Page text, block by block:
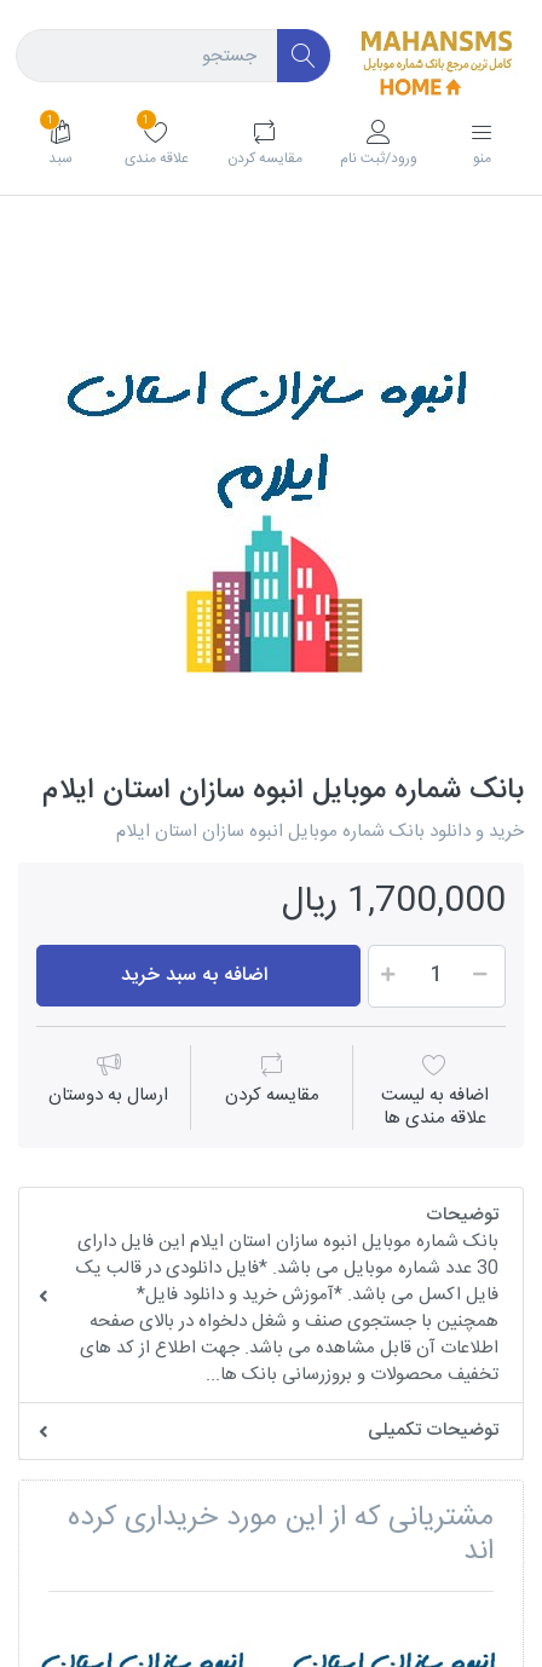
منو ورود/ثبت نام مقايسه كردن
1
علاقه مندی
1
سبد
بانک شماره موبایل انبوه سازان استان ایلام
خرید و دانلود بانک شماره موبایل انبوه سازان استان ایلام
1,700,000 ریال
اضافه به سبد خرید
اضافه به لیست
علاقه مندی ها
مقايسه كردن ارسال به دوستان
توضیحات
بانک شماره موبایل انبوه سازان استان ایلام این فایل دارای
30 عدد شماره موبایل می باشد. *فایل دانلودی در قالب یک
فایل اکسل می باشد. *آموزش خرید و دانلود فایل*
همچنین با جستجوی صنف و شغل دلخواه در بالای صفحه
اطلاعات آن قابل مشاهده می باشد. جهت اطلاع از کد های
تخفیف محصولات و بروزرسانی بانک ها...
توضیحات تکمیلی
مشتریانی که از این مورد خریداری کرده
اند